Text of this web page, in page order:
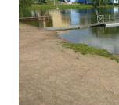
Galeria
Kontakt
Rezerwacja